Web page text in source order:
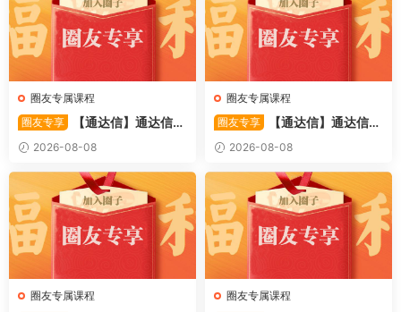
圈友专属课程
圈友专享
【通达信】通达信
〖备战龙妖〗副图/选股 精准
捕捉龙头启动进场信号 源码
2026-08-08
圈友专属课程
圈友专享
【通达信】通达信
〖重心突破〗主副图/选股 捕
捉股价在特定形态下的反转与
启动信号 源码
2026-08-08
圈友专属课程
圈友专属课程